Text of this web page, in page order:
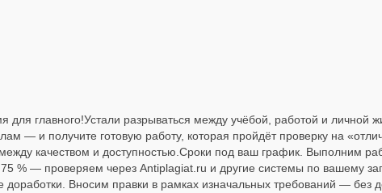
для главного!Устали разрываться между учёбой, работой и
— и получите готовую работу, которая пройдёт проверку на
качеством и доступностью.Сроки под ваш график. Выполним
% — проверяем через Antiplagiat.ru и другие системы по вашему
доработки. Вносим правки в рамках изначальных требований —